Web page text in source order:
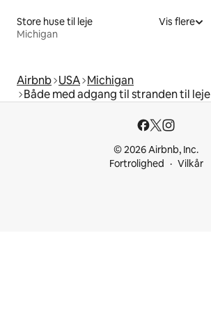
Store huse til leje
Michigan
Vis flere
Airbnb USA Michigan
Både med adgang til stranden til leje
© 2026 Airbnb, Inc.
Fortrolighed
Vilkår